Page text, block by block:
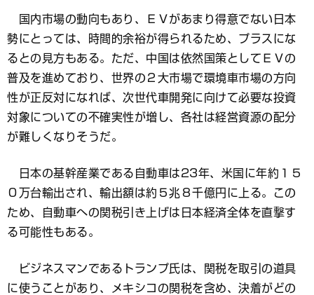
国内市場の動向もあり、ＥＶがあまり得意でない日本
勢にとっては、時間的余裕が得られるため、プラスにな
るとの見方もある。ただ、中国は依然国策としてＥＶの
普及を進めており、世界の２大市場で環境車市場の方向
性が正反対になれば、次世代車開発に向けて必要な投資
対象についての不確実性が増し、各社は経営資源の配分
が難しくなりそうだ。
日本の基幹産業である自動車は23年、米国に年約１５
０万台輸出され、輸出額は約５兆８千億円に上る。この
ため、自動車への関税引き上げは日本経済全体を直撃す
る可能性もある。
ビジネスマンであるトランプ氏は、関税を取引の道具
に使うことがあり、メキシコの関税を含め、決着がどの